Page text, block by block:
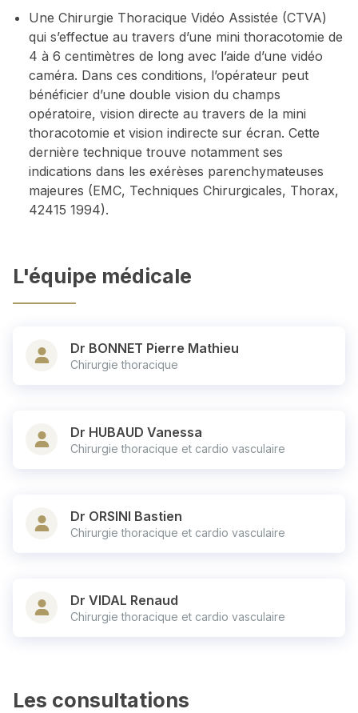
Une Chirurgie Thoracique Vidéo Assistée (CTVA)
qui s’effectue au travers d’une mini thoracotomie de
4 à 6 centimètres de long avec l’aide d’une vidéo
caméra. Dans ces conditions, l’opérateur peut
bénéficier d’une double vision du champs
opératoire, vision directe au travers de la mini
thoracotomie et vision indirecte sur écran. Cette
dernière technique trouve notamment ses
indications dans les exérèses parenchymateuses
majeures (EMC, Techniques Chirurgicales, Thorax,
42415 1994).
L'équipe médicale
Dr BONNET Pierre Mathieu
Chirurgie thoracique
Dr HUBAUD Vanessa
Chirurgie thoracique et cardio vasculaire
Dr ORSINI Bastien
Chirurgie thoracique et cardio vasculaire
Dr VIDAL Renaud
Chirurgie thoracique et cardio vasculaire
Les consultations